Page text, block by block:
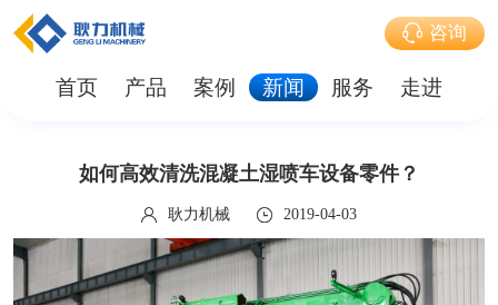
咨询
首页 产品 案例 新闻 服务 走进
如何高效清洗混凝土湿喷车设备零件？
耿力机械 2019-04-03